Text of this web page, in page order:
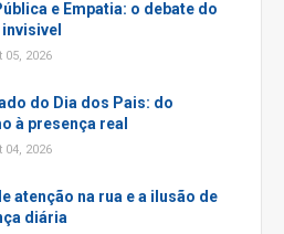
e Empatia: o debate do
invisivel
05, 2026
do Dia dos Pais: do
à presença real
04, 2026
atenção na rua e a ilusão de
diária